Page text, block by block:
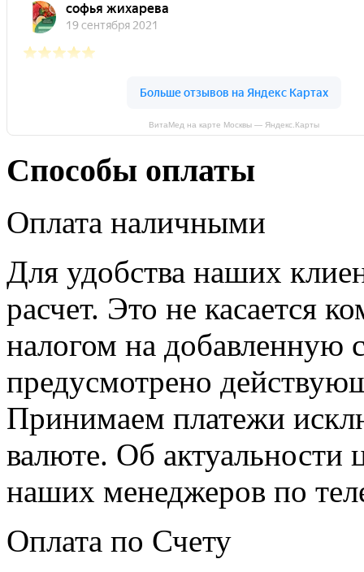
ВитаМед на карте Москвы — Яндекс.Карты
Способы оплаты
Оплата наличными
Для удобства наших
расчет. Это не касается
налогом на добавленную
предусмотрено
Принимаем платежи
валюте. Об актуальности
наших менеджеров по
Оплата по Счету